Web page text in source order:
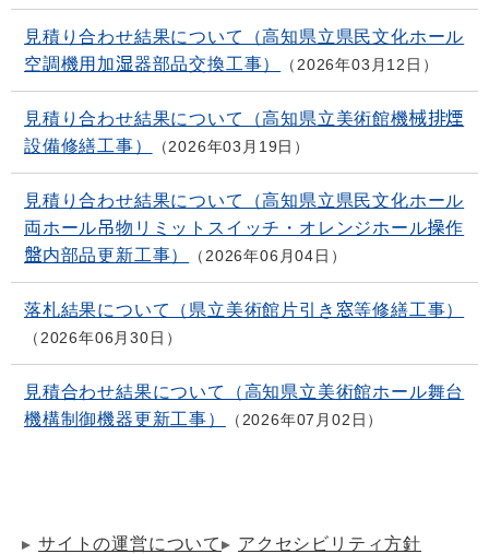
見積り合わせ結果について（高知県立県民文化ホール
空調機用加湿器部品交換工事）
2026年03月12日
見積り合わせ結果について（高知県立美術館機械排煙
設備修繕工事）
2026年03月19日
見積り合わせ結果について（高知県立県民文化ホール
両ホール吊物リミットスイッチ・オレンジホール操作
盤内部品更新工事）
2026年06月04日
落札結果について（県立美術館片引き窓等修繕工事）
2026年06月30日
見積合わせ結果について（高知県立美術館ホール舞台
機構制御機器更新工事）
2026年07月02日
サイトの運営について
アクセシビリティ方針